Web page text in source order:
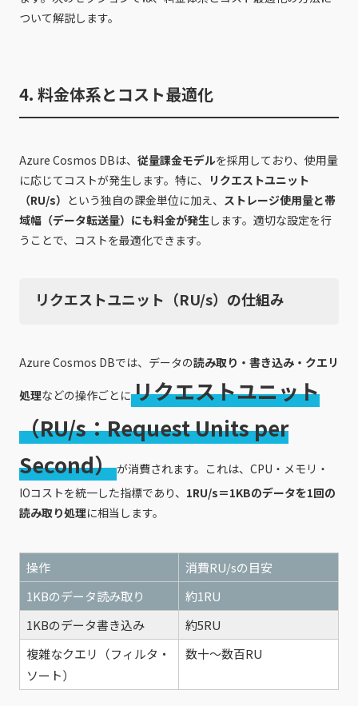
ついて解説します。
4. 料金体系とコスト最適化
Azure Cosmos DBは、 従量課金モデルを採用しており、使用量
に応じてコストが発生します。特に、
リクエストユニット
（RU/s） という独自の課金単位に加え、 ストレージ使用量と帯
域幅（データ転送量）にも料金が発生 します。適切な設定を行
うことで、コストを最適化できます。
リクエストユニット（RU/s）の仕組み
Azure Cosmos DBでは、データの読み取り・書き込み・クエリ
処理などの操作ごとにリクエストユニット
（RU/s：Request Units per
Second）が消費されます。これは、CPU・メモリ・
IOコストを統一した指標であり、 1RU/s＝1KBのデータを1回の
読み取り処理に相当します。
操作
消費RU/sの目安
1KBのデータ読み取り
約1RU
1KBのデータ書き込み
約5RU
複雑なクエリ（フィルタ・
ソート）
数十～数百RU